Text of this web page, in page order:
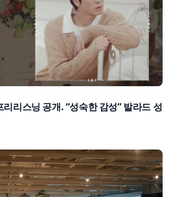
리리스닝 공개. “성숙한 감성” 발라드 성